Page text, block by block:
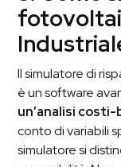
Il simulatore di
è un software
un’analisi
conto di variabili
simulatore si